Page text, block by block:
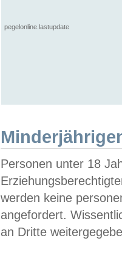
pegelonline.lastupdate
Personen unter 18
werden keine
angefordert.
an Dritte